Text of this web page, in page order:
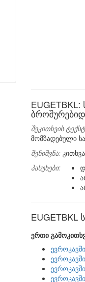
შეკითხვის
მომზადებული
შენიშვნა:
პასუხები:
EUGETBKL
ერთი